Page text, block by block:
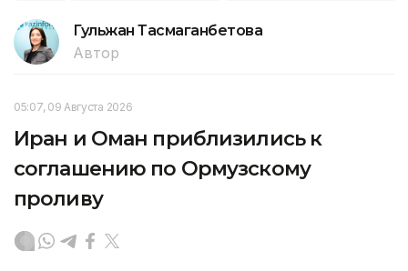
Гульжан Тасмаганбетова
Автор
05:07, 09 Августа 2026
Иран и Оман приблизились к
соглашению по Ормузскому
проливу